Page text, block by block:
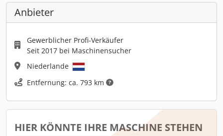
Anbieter
Gewerblicher Profi-Verkäufer
Seit 2017 bei Maschinensucher
Niederlande
Entfernung: ca. 793 km
HIER KÖNNTE IHRE MASCHINE STEHEN